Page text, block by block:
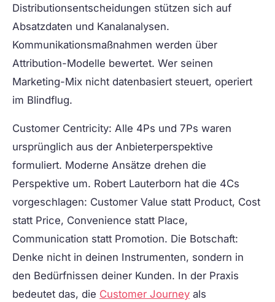
Distributionsentscheidungen stützen sich auf
Absatzdaten und Kanalanalysen.
Kommunikationsmaßnahmen werden über
Attribution-Modelle bewertet. Wer seinen
Marketing-Mix nicht datenbasiert steuert, operiert
im Blindflug.
Customer Centricity: Alle 4Ps und 7Ps waren
ursprünglich aus der Anbieterperspektive
formuliert. Moderne Ansätze drehen die
Perspektive um. Robert Lauterborn hat die 4Cs
vorgeschlagen: Customer Value statt Product, Cost
statt Price, Convenience statt Place,
Communication statt Promotion. Die Botschaft:
Denke nicht in deinen Instrumenten, sondern in
den Bedürfnissen deiner Kunden. In der Praxis
bedeutet das, die Customer Journey als